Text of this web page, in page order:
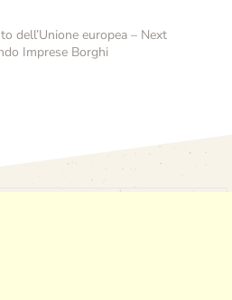
dell’Unione europea – Next
Imprese Borghi